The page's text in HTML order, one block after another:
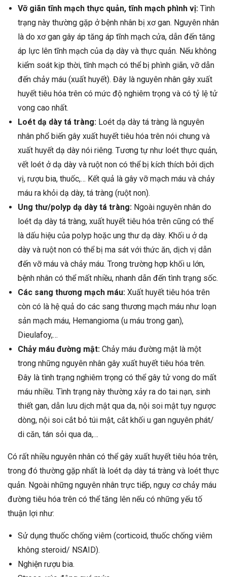
Vỡ giãn tĩnh mạch thực quản, tĩnh mạch phình vị: Tình
trạng này thường gặp ở bệnh nhân bị xơ gan. Nguyên nhân
là do xơ gan gây áp tăng áp tĩnh mạch cửa, dẫn đến tăng
áp lực lên tĩnh mạch của dạ dày và thực quản. Nếu không
kiểm soát kịp thời, tĩnh mạch có thể bị phình giãn, vỡ dẫn
đến chảy máu (xuất huyết). Đây là nguyên nhân gây xuất
huyết tiêu hóa trên có mức độ nghiêm trọng và có tỷ lệ tử
vong cao nhất.
Loét dạ dày tá tràng: Loét dạ dày tá tràng là nguyên
nhân phổ biến gây xuất huyết tiêu hóa trên nói chung và
xuất huyết dạ dày nói riêng. Tương tự như loét thực quản,
vết loét ở dạ dày và ruột non có thể bị kích thích bởi dịch
vị, rượu bia, thuốc,… Kết quả là gây vỡ mạch máu và chảy
máu ra khỏi dạ dày, tá tràng (ruột non).
Ung thư/polyp dạ dày tá tràng: Ngoài nguyên nhân do
loét dạ dày tá tràng, xuất huyết tiêu hóa trên cũng có thể
là dấu hiệu của polyp hoặc ung thư dạ dày. Khối u ở dạ
dày và ruột non có thể bị ma sát với thức ăn, dịch vị dẫn
đến vỡ máu và chảy máu. Trong trường hợp khối u lớn,
bệnh nhân có thể mất nhiều, nhanh dẫn đến tình trạng sốc.
Các sang thương mạch máu: Xuất huyết tiêu hóa trên
còn có là hệ quả do các sang thương mạch máu như loạn
sản mạch máu, Hemangioma (u máu trong gan),
Dieulafoy,…
Chảy máu đường mật: Chảy máu đường mật là một
trong những nguyên nhân gây xuất huyết tiêu hóa trên.
Đây là tình trạng nghiêm trọng có thể gây tử vong do mất
máu nhiều. Tình trạng này thường xảy ra do tai nạn, sinh
thiết gan, dẫn lưu dịch mật qua da, nội soi mật tụy ngược
dòng, nội soi cắt bỏ túi mật, cắt khối u gan nguyên phát/
di căn, tán sỏi qua da,…
Có rất nhiều nguyên nhân có thể gây xuất huyết tiêu hóa trên,
trong đó thường gặp nhất là loét dạ dày tá tràng và loét thực
quản. Ngoài những nguyên nhân trực tiếp, nguy cơ chảy máu
đường tiêu hóa trên có thể tăng lên nếu có những yếu tố
thuận lợi như:
Sử dụng thuốc chống viêm (corticoid, thuốc chống viêm
không steroid/ NSAID).
Nghiện rượu bia.